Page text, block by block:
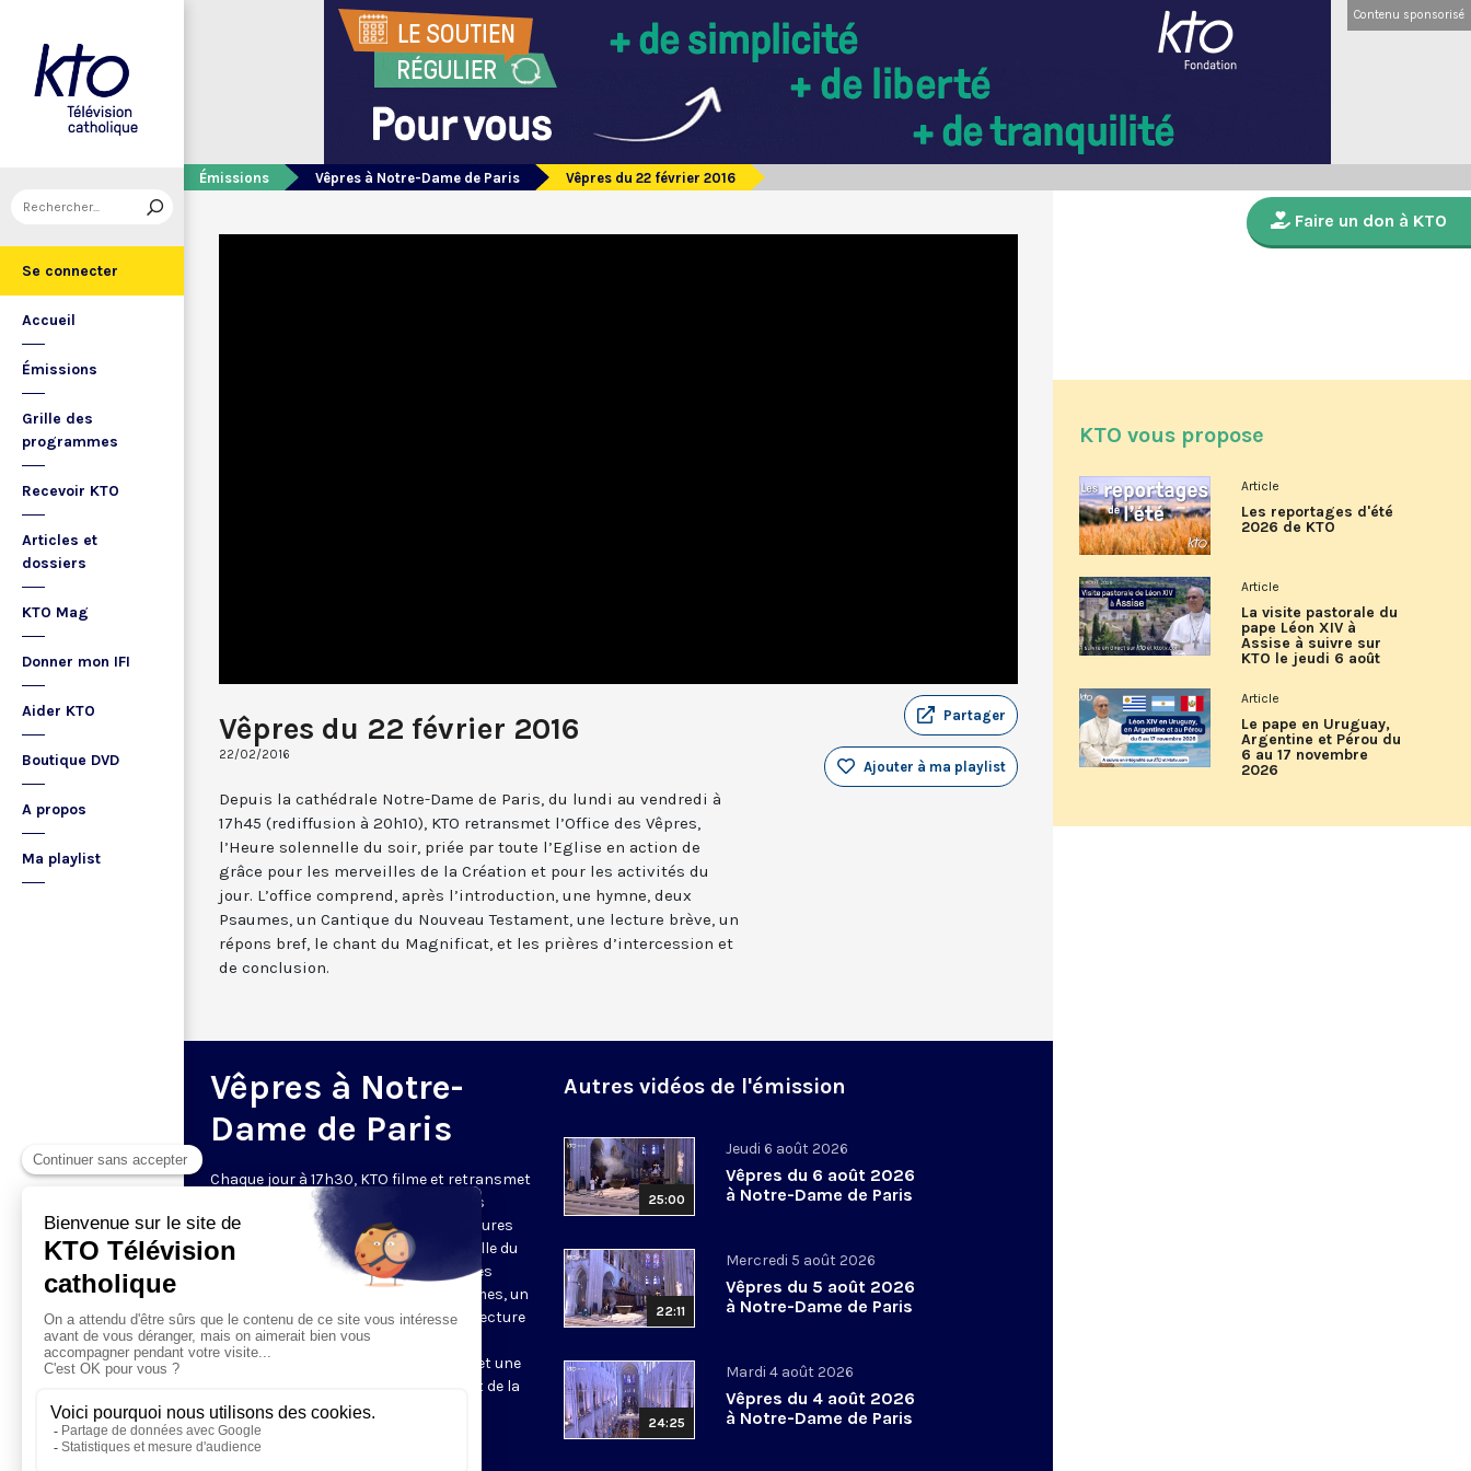
Se connecter
Accueil
Émissions
Grille des
programmes
Recevoir KTO
Articles et
dossiers
KTO Mag
Donner mon IFI
Aider KTO
Boutique DVD
A propos
Ma playlist
Contenu sponsorisé
Émissions Vêpres à Notre-Dame de Paris Vêpres du 22 février 2016
Vêpres du 22 février 2016
22/02/2016
Partager
Ajouter à ma playlist
Depuis la cathédrale Notre-Dame de Paris, du lundi au vendredi à
17h45 (rediffusion à 20h10), KTO retransmet l’Office des Vêpres,
l’Heure solennelle du soir, priée par toute l’Eglise en action de
grâce pour les merveilles de la Création et pour les activités du
jour. L’office comprend, après l’introduction, une hymne, deux
Psaumes, un Cantique du Nouveau Testament, une lecture brève, un
répons bref, le chant du Magnificat, et les prières d’intercession et
de conclusion.
Vêpres à Notre-
Dame de Paris
Chaque jour à 17h30, KTO filme et retransmet
les Vêpres depuis Notre-Dame de Paris
rouverte. Les Vêpres font partie des Heures
de l’Office divin, c’est la prière solennelle du
soir. L’office de Vêpres comprend, après
l’introduction, une hymne, deux Psaumes, un
Cantique du Nouveau Testament, une lecture
brève, le chant d’actions de grâces du
Magnificat, les prières d’intercession et une
brève oraison. Les textes des Vêpres et de la
messe sont presque toujours ceux
qu’indiquent le site
Autres vidéos de l'émission
25:00
Jeudi 6 août 2026
Vêpres du 6 août 2026
à Notre-Dame de Paris
22:11
Mercredi 5 août 2026
Vêpres du 5 août 2026
à Notre-Dame de Paris
24:25
Mardi 4 août 2026
Vêpres du 4 août 2026
à Notre-Dame de Paris
Faire un don à KTO
KTO vous propose
Article
Les reportages d'été
2026 de KTO
Article
La visite pastorale du
pape Léon XIV à
Assise à suivre sur
KTO le jeudi 6 août
Article
Le pape en Uruguay,
Argentine et Pérou du
6 au 17 novembre
2026